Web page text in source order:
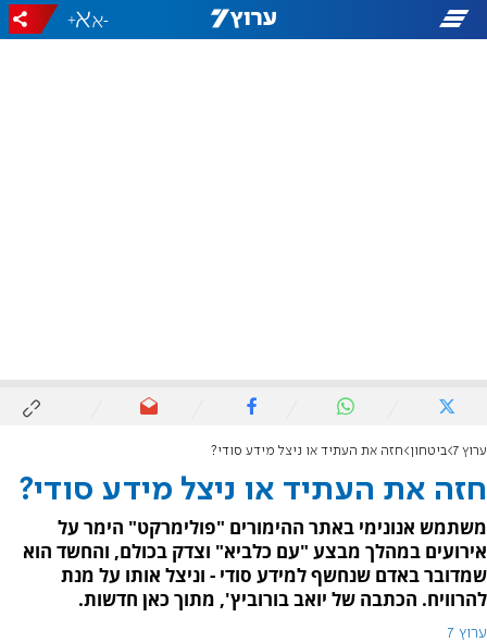
-
+
ערוץ 7 ביטחון חזה את העתיד או ניצל מידע סודי?
חזה את העתיד או ניצל מידע סודי?
משתמש אנונימי באתר ההימורים "פולימרקט" הימר על
אירועים במהלך מבצע "עם כלביא" וצדק בכולם, והחשד הוא
שמדובר באדם שנחשף למידע סודי - וניצל אותו על מנת
להרוויח. הכתבה של יואב בורוביץ', מתוך כאן חדשות.
ערוץ 7